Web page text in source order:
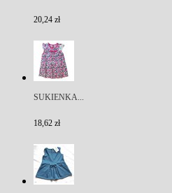
20,24 zł
SUKIENKA...
18,62 zł